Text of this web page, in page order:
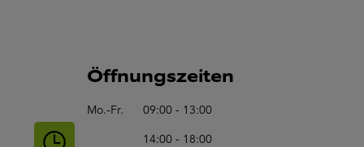
Öffnungszeiten
Mo.-Fr.
09:00 - 13:00
14:00 - 18:00